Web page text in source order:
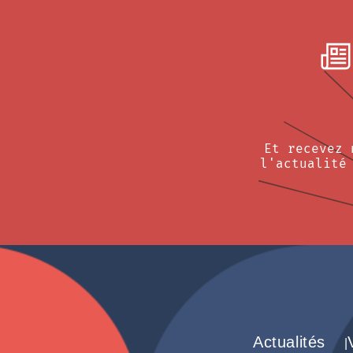
Et
l'actualité
Actualités